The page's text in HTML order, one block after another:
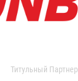
Титульный Партнер